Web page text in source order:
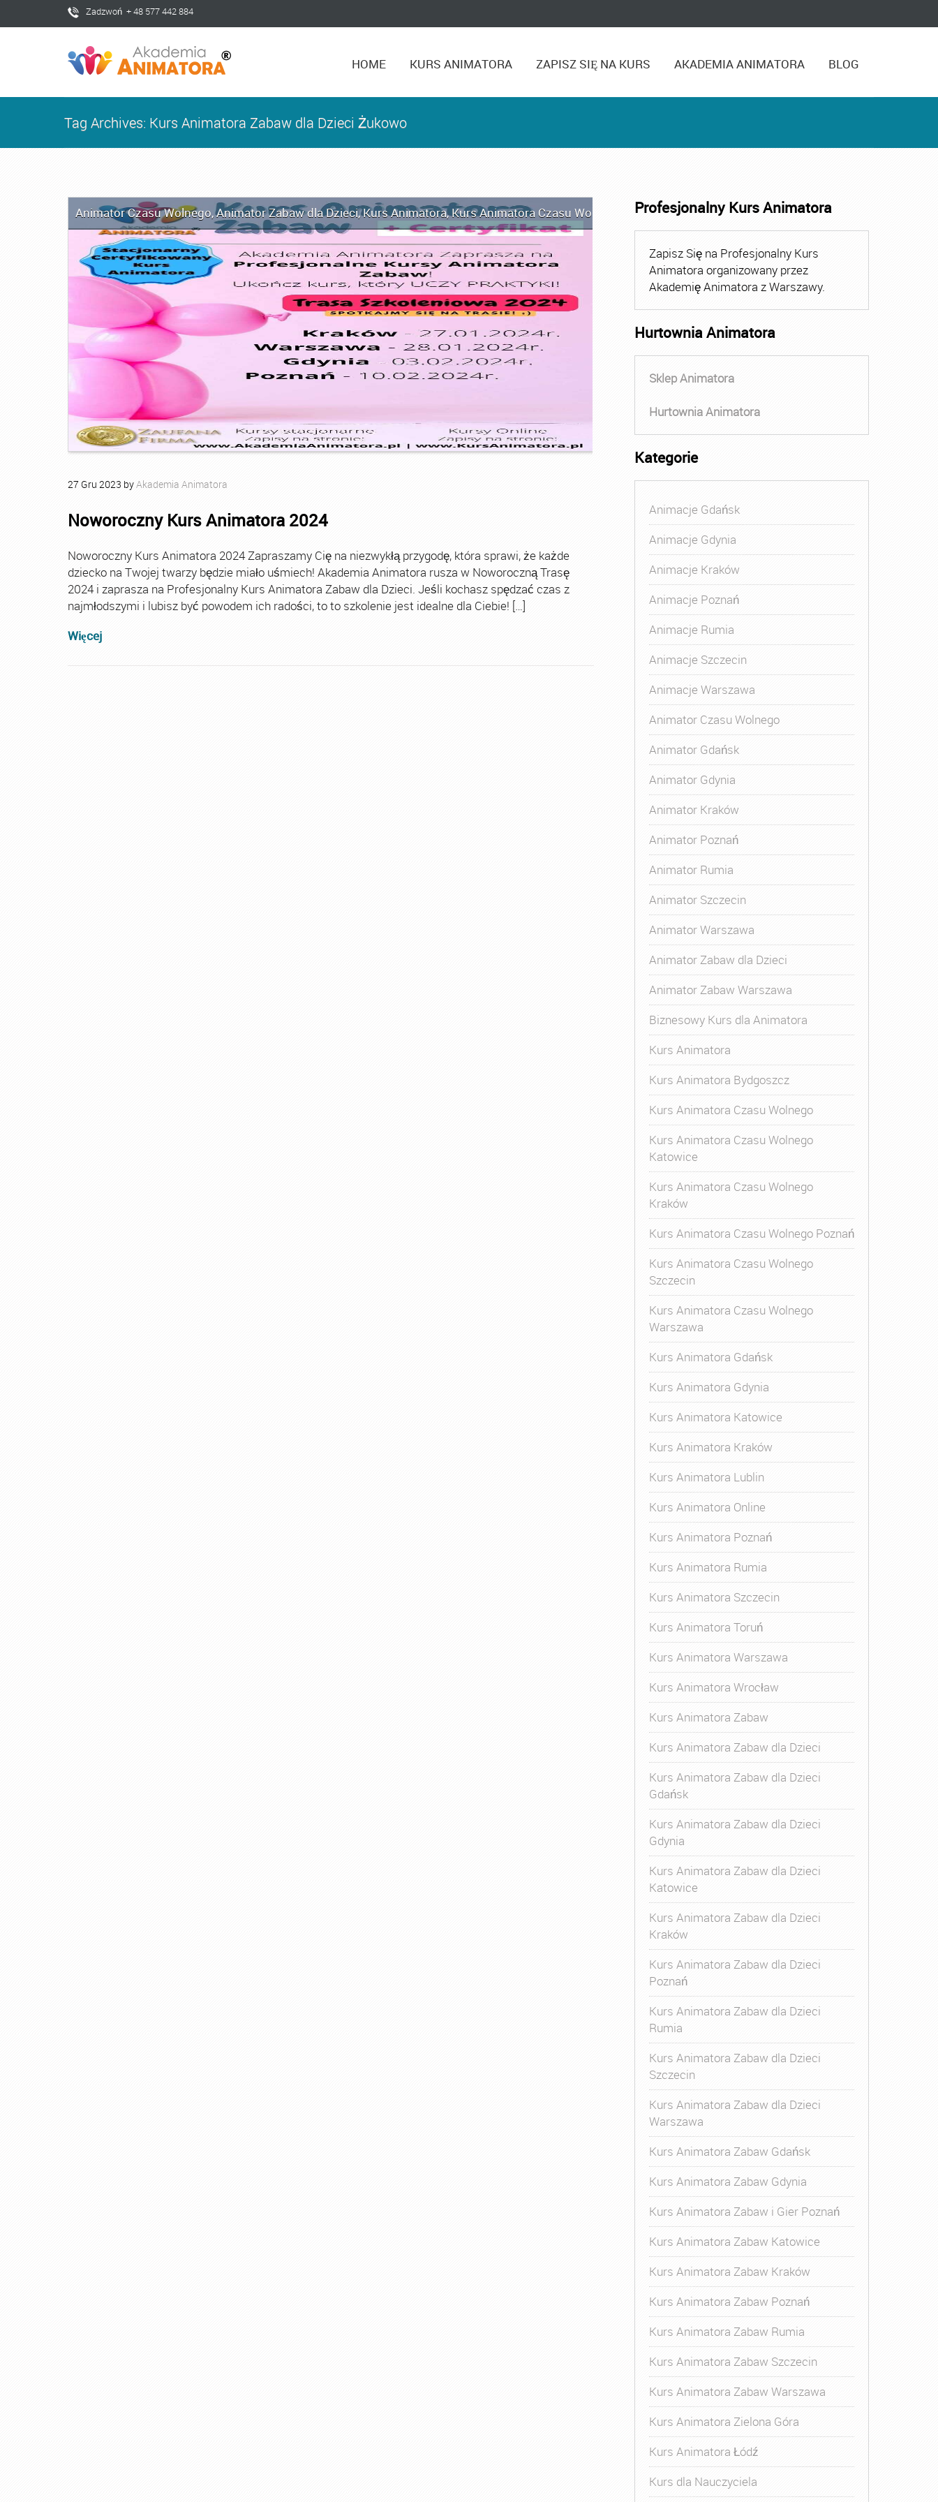
Zadzwoń + 48 577 442 884
HOME KURS ANIMATORA ZAPISZ SIĘ NA KURS AKADEMIA ANIMATORA BLOG
Tag Archives: Kurs Animatora Zabaw dla Dzieci Żukowo
Animator Czasu Wolnego,Animator Zabaw dla Dzieci,Kurs Animatora,Kurs Animatora Czasu Wolnego Kurs Animatora Czasu Wolnego Warszawa
27 Gru 2023 byAkademia Animatora
Noworoczny Kurs Animatora 2024
Noworoczny Kurs Animatora 2024 Zapraszamy Cię na niezwykłą przygodę, która sprawi, że każde
dziecko na Twojej twarzy będzie miało uśmiech! Akademia Animatora rusza w Noworoczną Trasę
2024 i zaprasza na Profesjonalny Kurs Animatora Zabaw dla Dzieci. Jeśli kochasz spędzać czas z
najmłodszymi i lubisz być powodem ich radości, to to szkolenie jest idealne dla Ciebie! […]
Więcej
Profesjonalny Kurs Animatora
Zapisz Się na Profesjonalny Kurs
Animatora organizowany przez
Akademię Animatora z Warszawy.
Hurtownia Animatora
Sklep Animatora
Hurtownia Animatora
Kategorie
Animacje Gdańsk
Animacje Gdynia
Animacje Kraków
Animacje Poznań
Animacje Rumia
Animacje Szczecin
Animacje Warszawa
Animator Czasu Wolnego
Animator Gdańsk
Animator Gdynia
Animator Kraków
Animator Poznań
Animator Rumia
Animator Szczecin
Animator Warszawa
Animator Zabaw dla Dzieci
Animator Zabaw Warszawa
Biznesowy Kurs dla Animatora
Kurs Animatora
Kurs Animatora Bydgoszcz
Kurs Animatora Czasu Wolnego
Kurs Animatora Czasu Wolnego
Katowice
Kurs Animatora Czasu Wolnego
Kraków
Kurs Animatora Czasu Wolnego Poznań
Kurs Animatora Czasu Wolnego
Szczecin
Kurs Animatora Czasu Wolnego
Warszawa
Kurs Animatora Gdańsk
Kurs Animatora Gdynia
Kurs Animatora Katowice
Kurs Animatora Kraków
Kurs Animatora Lublin
Kurs Animatora Online
Kurs Animatora Poznań
Kurs Animatora Rumia
Kurs Animatora Szczecin
Kurs Animatora Toruń
Kurs Animatora Warszawa
Kurs Animatora Wrocław
Kurs Animatora Zabaw
Kurs Animatora Zabaw dla Dzieci
Kurs Animatora Zabaw dla Dzieci
Gdańsk
Kurs Animatora Zabaw dla Dzieci
Gdynia
Kurs Animatora Zabaw dla Dzieci
Katowice
Kurs Animatora Zabaw dla Dzieci
Kraków
Kurs Animatora Zabaw dla Dzieci
Poznań
Kurs Animatora Zabaw dla Dzieci
Rumia
Kurs Animatora Zabaw dla Dzieci
Szczecin
Kurs Animatora Zabaw dla Dzieci
Warszawa
Kurs Animatora Zabaw Gdańsk
Kurs Animatora Zabaw Gdynia
Kurs Animatora Zabaw i Gier Poznań
Kurs Animatora Zabaw Katowice
Kurs Animatora Zabaw Kraków
Kurs Animatora Zabaw Poznań
Kurs Animatora Zabaw Rumia
Kurs Animatora Zabaw Szczecin
Kurs Animatora Zabaw Warszawa
Kurs Animatora Zielona Góra
Kurs Animatora Łódź
Kurs dla Nauczyciela